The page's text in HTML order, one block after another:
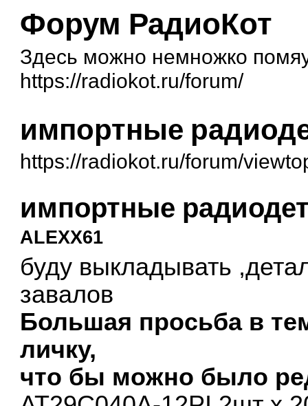
Форум РадиоКот
Здесь можно немножко
https://radiokot.ru/forum/
импортные
https://radiokot.ru/forum/
импортные
ALEXX61
буду выкладывать
завалов
Большая просьба в
личку,
что бы можно было